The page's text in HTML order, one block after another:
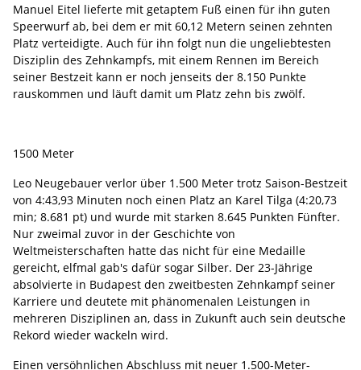
Manuel Eitel lieferte mit getaptem Fuß einen für ihn guten
Speerwurf ab, bei dem er mit 60,12 Metern seinen zehnten
Platz verteidigte. Auch für ihn folgt nun die ungeliebtesten
Disziplin des Zehnkampfs, mit einem Rennen im Bereich
seiner Bestzeit kann er noch jenseits der 8.150 Punkte
rauskommen und läuft damit um Platz zehn bis zwölf.
1500 Meter
Leo Neugebauer verlor über 1.500 Meter trotz Saison-Bestzeit
von 4:43,93 Minuten noch einen Platz an Karel Tilga (4:20,73
min; 8.681 pt) und wurde mit starken 8.645 Punkten Fünfter.
Nur zweimal zuvor in der Geschichte von
Weltmeisterschaften hatte das nicht für eine Medaille
gereicht, elfmal gab's dafür sogar Silber. Der 23-Jährige
absolvierte in Budapest den zweitbesten Zehnkampf seiner
Karriere und deutete mit phänomenalen Leistungen in
mehreren Disziplinen an, dass in Zukunft auch sein deutsche
Rekord wieder wackeln wird.
Einen versöhnlichen Abschluss mit neuer 1.500-Meter-